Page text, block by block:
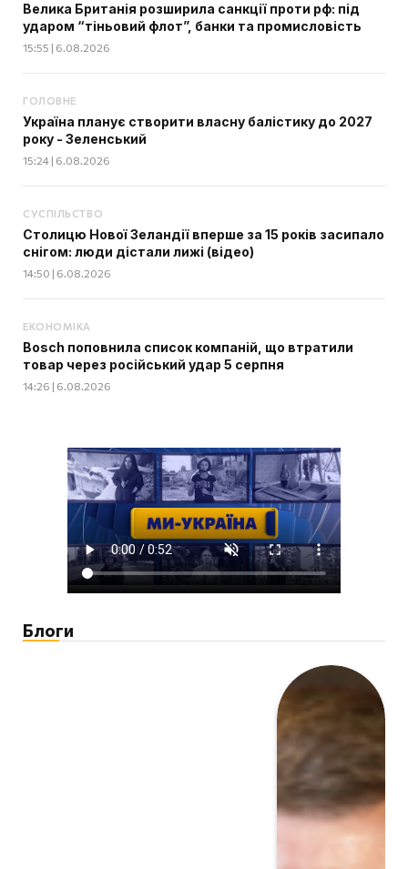
Велика Британія розширила санкції проти рф: під
ударом “тіньовий флот”, банки та промисловість
15:55 | 6.08.2026
ГОЛОВНЕ
Україна планує створити власну балістику до 2027
року - Зеленський
15:24 | 6.08.2026
СУСПІЛЬСТВО
Столицю Нової Зеландії вперше за 15 років засипало
снігом: люди дістали лижі (відео)
14:50 | 6.08.2026
ЕКОНОМІКА
Bosch поповнила список компаній, що втратили
товар через російський удар 5 серпня
14:26 | 6.08.2026
Блоги